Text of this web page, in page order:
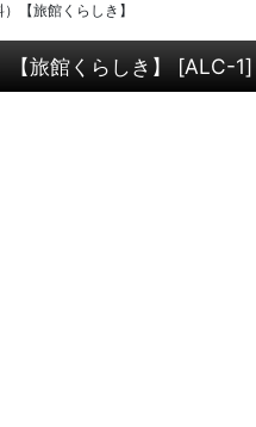
【旅館くらしき】
旅館くらしき】 [ALC-1]